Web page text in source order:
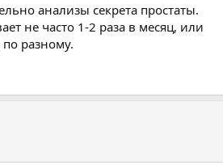
анализы секрета простаты.
не часто 1-2 раза в месяц, или
разному.